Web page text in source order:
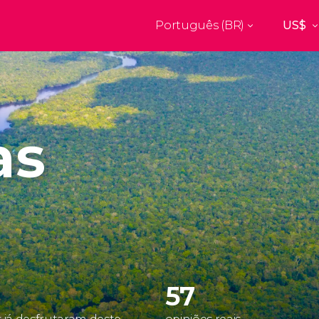
Top destinos
Paris
França
Nova
Estados
Florença
Itália Hungria
Madrid
Espanha Espanha
Amsterdam
Holanda
Milão
Itália
Praga
República Tcheca
Porto
Portugal
Ver todos os destinos
Português (BR)
57